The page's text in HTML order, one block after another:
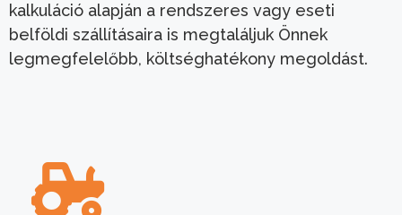
kalkuláció alapján a rendszeres vagy eseti
belföldi szállításaira is megtaláljuk Önnek
legmegfelelőbb, költséghatékony megoldást.